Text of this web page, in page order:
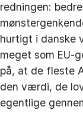
redningen:
hurtigt i danske
meget som EU-
på, at de fleste
den værdi, de
egentlige